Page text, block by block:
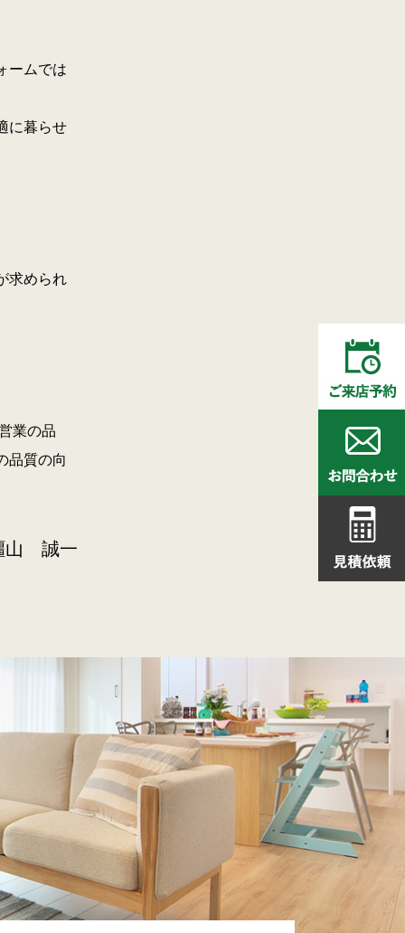
ームでは
に暮らせ
求められ
業の品
品質の向
山 誠一